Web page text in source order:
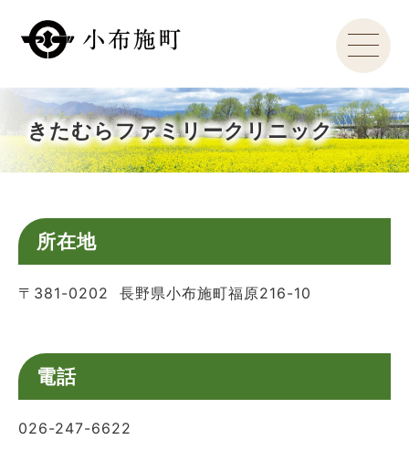
きたむらファミリークリニック
所在地
〒381-0202 長野県小布施町福原216-10
電話
026-247-6622